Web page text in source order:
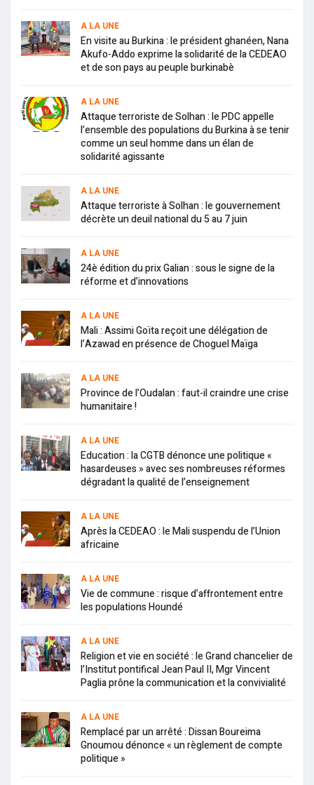
A LA UNE
En visite au Burkina : le président ghanéen, Nana
Akufo-Addo exprime la solidarité de la CEDEAO
et de son pays au peuple burkinabè
A LA UNE
Attaque terroriste de Solhan : le PDC appelle
l’ensemble des populations du Burkina à se tenir
comme un seul homme dans un élan de
solidarité agissante
A LA UNE
Attaque terroriste à Solhan : le gouvernement
décrète un deuil national du 5 au 7 juin
A LA UNE
24è édition du prix Galian : sous le signe de la
réforme et d’innovations
A LA UNE
Mali : Assimi Goïta reçoit une délégation de
l’Azawad en présence de Choguel Maïga
A LA UNE
Province de l’Oudalan : faut-il craindre une crise
humanitaire !
A LA UNE
Education : la CGTB dénonce une politique «
hasardeuses » avec ses nombreuses réformes
dégradant la qualité de l’enseignement
A LA UNE
Après la CEDEAO : le Mali suspendu de l’Union
africaine
A LA UNE
Vie de commune : risque d’affrontement entre
les populations Houndé
A LA UNE
Religion et vie en société : le Grand chancelier de
l’Institut pontifical Jean Paul II, Mgr Vincent
Paglia prône la communication et la convivialité
A LA UNE
Remplacé par un arrêté : Dissan Boureima
Gnoumou dénonce « un règlement de compte
politique »